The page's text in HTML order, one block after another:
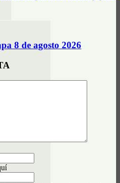
8 de agosto 2026